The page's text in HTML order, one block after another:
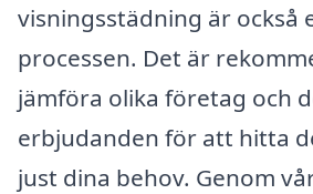
visningsstädning är också
processen. Det är
jämföra olika företag och
erbjudanden för att hitta
just dina behov. Genom